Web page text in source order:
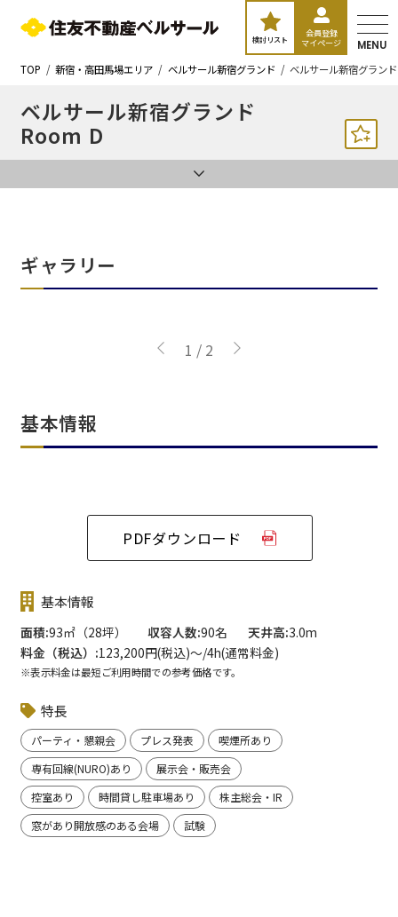
検討リスト
会員登録
マイページ
MENU
TOP
新宿・高田馬場エリア ベルサール新宿グランド ベルサール新宿グラ
ベルサール新宿グランド
Room D
ギャラリー
1 / 2
基本情報
PDFダウンロード
基本情報
面積 93㎡（28坪） 収容人数 90名 天井高 3.0m
料金（税込）
123,200円(税込)〜/4h(通常料金)
※表示料金は最短ご利用時間での参考価格です。
特長
パーティ・懇親会 プレス発表
喫煙所あり
専有回線(NURO)あり
展示会・販売会
控室あり
時間貸し駐車場あり
株主総会・IR
窓があり開放感のある会場
試験